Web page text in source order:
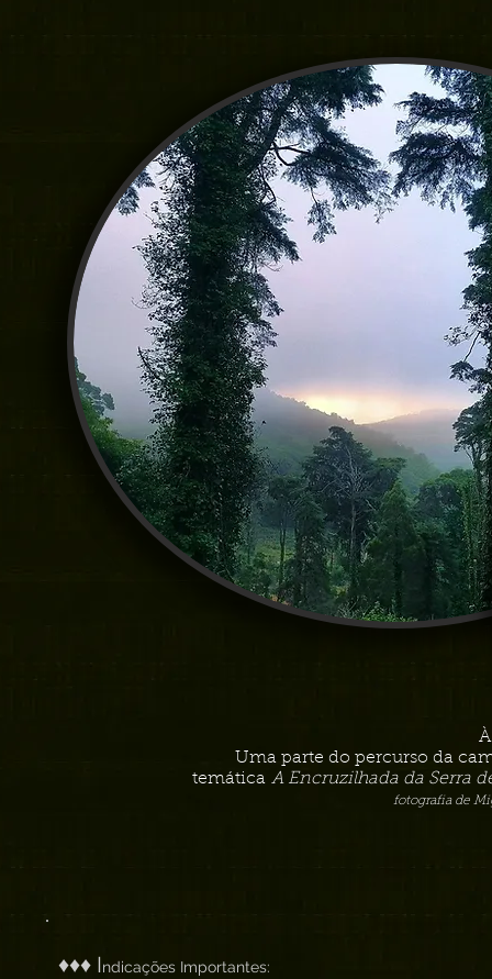
Uma parte do percurso da
temática A Encruzilhada da Serra
fotografia de
♦♦♦ Indicações Importantes: